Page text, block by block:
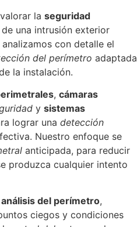
la seguridad
una intrusión exterior
con detalle el
del perímetro adaptada
la instalación.
, cámaras
y sistemas
lograr una detección
Nuestro enfoque se
anticipada, para reducir
produzca cualquier intento
análisis del perímetro,
ciegos y condiciones